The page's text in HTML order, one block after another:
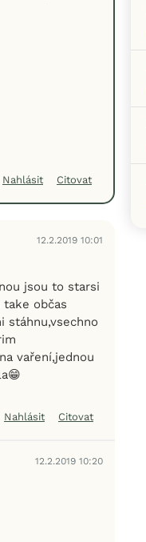
Nahlásit Citovat
12.2.2019 10:01
jsou to starsi
občas
stáhnu,vsechno
vaření,jednou
Nahlásit Citovat
12.2.2019 10:20